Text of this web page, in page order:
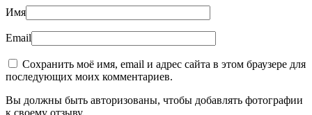
Имя
Email
Сохранить моё имя, email и адрес сайта в этом браузере для
последующих моих комментариев.
Вы должны быть авторизованы, чтобы добавлять фотографии
к своему отзыву.